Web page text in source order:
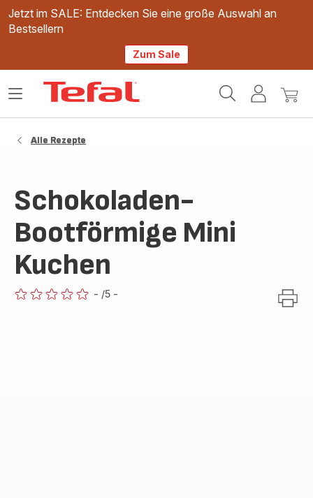
Jetzt im SALE: Entdecken Sie eine große Auswahl an
Bestsellern
Zum Sale
Mein
Mein
Das
Alle Rezepte
Schokoladen-
Bootförmige Mini
Kuchen
- /5 -